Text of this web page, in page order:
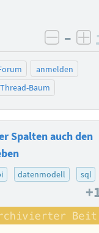
–
anmelden
Baum
Spalten auch den
datenmodell sql